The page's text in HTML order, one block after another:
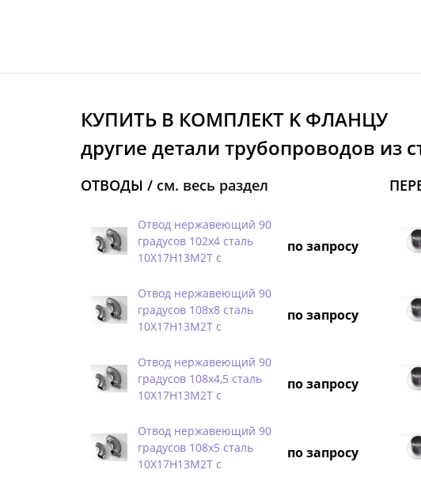
КУПИТЬ В КОМПЛЕКТ K ФЛАНЦУ
другие детали трубопроводов из
ОТВОДЫ / см. весь раздел
Отвод нержавеющий 90
градусов 102х4 сталь
10Х17Н13М2Т с
по запросу
Отвод нержавеющий 90
градусов 108х8 сталь
10Х17Н13М2Т с
по запросу
Отвод нержавеющий 90
градусов 108х4,5 сталь
10Х17Н13М2Т с
по запросу
Отвод нержавеющий 90
градусов 108х5 сталь
10Х17Н13М2Т с
по запросу